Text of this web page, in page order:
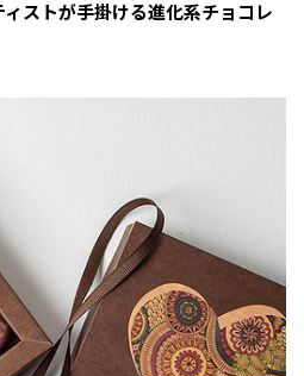
ストが手掛ける進化系チョコレ